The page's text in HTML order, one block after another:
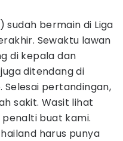
sudah bermain di Liga
Sewaktu lawan
di kepala dan
ditendang di
Selesai pertandingan,
sakit. Wasit lihat
buat kami.
harus punya